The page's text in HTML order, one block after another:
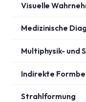
Visuelle
Medizinische
Multiphysik- und
Indirekte
Strahlformung